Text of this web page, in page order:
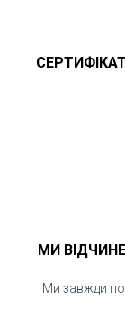
МИ
Ми завжди